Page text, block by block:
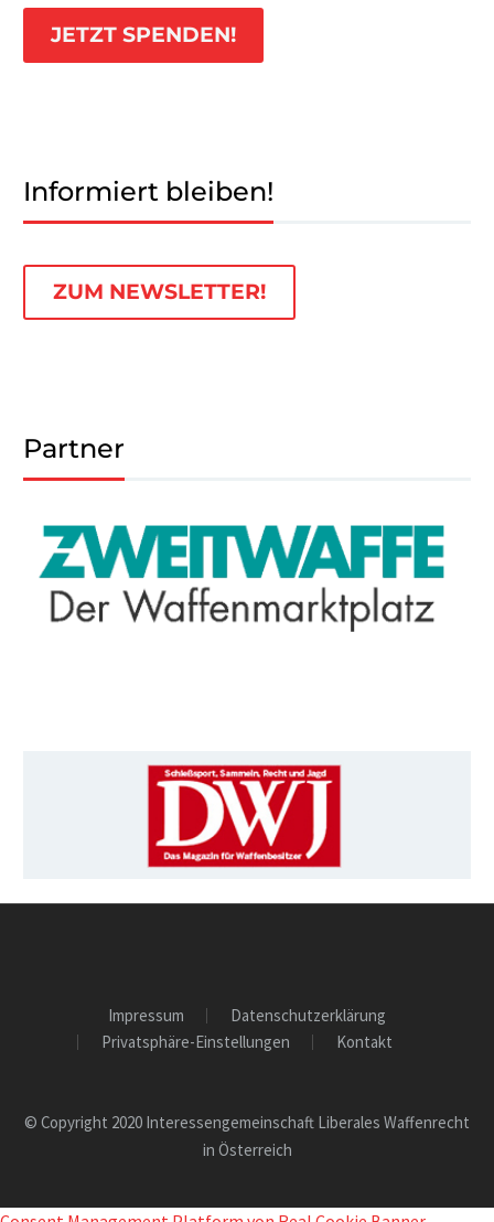
JETZT SPENDEN!
Informiert bleiben!
ZUM NEWSLETTER!
Partner
Impressum
Datenschutzerklärung
Privatsphäre-Einstellungen
Kontakt
© Copyright 2020 Interessengemeinschaft Liberales Waffenrecht
in Österreich